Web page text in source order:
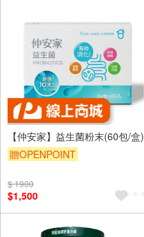
【仲安家】益生菌粉末(60包/盒)
贈OPENPOINT
$ 1900
$1,500